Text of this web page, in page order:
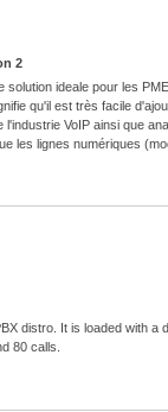
2
ideale pour les
qu'il est très facile
VoIP ainsi que
les lignes numériques
distro. It is loaded with a
80 calls.